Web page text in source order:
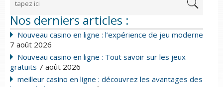
Nos derniers articles :
Nouveau casino en ligne : l’expérience de jeu moderne
7 août 2026
Nouveau casino en ligne : Tout savoir sur les jeux
gratuits 7 août 2026
meilleur casino en ligne : découvrez les avantages des